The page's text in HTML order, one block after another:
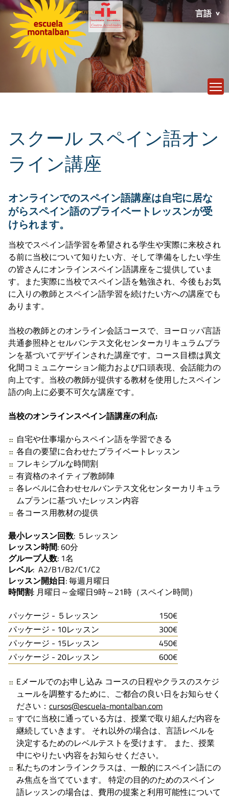
言語
スクール スペイン語オン
ライン講座
オンラインでのスペイン語講座は自宅に居な
がらスペイン語のプライベートレッスンが受
けられます。
当校でスペイン語学習を希望される学生や実際に来校され
る前に当校について知りたい方、そして準備をしたい学生
の皆さんにオンラインスペイン語講座をご提供していま
す。また実際に当校でスペイン語を勉強され、今後もお気
に入りの教師とスペイン語学習を続けたい方への講座でも
あります。
当校の教師とのオンライン会話コースで、ヨーロッパ言語
共通参照枠とセルバンテス文化センターカリキュラムプラ
ンを基づいてデザインされた講座です。コース目標は異文
化間コミュニケーション能力および口頭表現、会話能力の
向上です。当校の教師が提供する教材を使用したスペイン
語の向上に必要不可欠な講座です。
当校のオンラインスペイン語講座の利点:
自宅や仕事場からスペイン語を学習できる
各自の要望に合わせたプライベートレッスン
フレキシブルな時間割
有資格のネイティブ教師陣
各レベルに合わせセルバンテス文化センターカリキュラ
ムプランに基づいたレッスン内容
各コース用教材の提供
最小レッスン回数: ５レッスン
レッスン時間: 60分
グループ人数: 1名
レベル: A2/B1/B2/C1/C2
レッスン開始日: 毎週月曜日
時間割: 月曜日～金曜日9時～21時（スペイン時間）
パッケージ - ５レッスン
150€
パッケージ - 10レッスン
300€
パッケージ - 15レッスン
450€
パッケージ - 20レッスン
600€
Eメールでのお申し込み コースの日程やクラスのスケジ
ュールを調整するために、ご都合の良い日をお知らせく
ださい： cursos@escuela-montalban.com
すでに当校に通っている方は、授業で取り組んだ内容を
継続していきます。 それ以外の場合は、言語レベルを
決定するためのレベルテストを受けます。 また、授業
中にやりたい内容をお知らせください。
私たちのオンラインクラスは、一般的にスペイン語にの
み焦点を当てています。 特定の目的のためのスペイン
語レッスンの場合は、費用の提案と利用可能性について